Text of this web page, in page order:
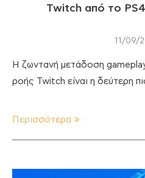
Twitch από το
11/09/
Η ζωντανή μετάδοση
ροής Twitch είναι η δεύτερη
Περισσότερα